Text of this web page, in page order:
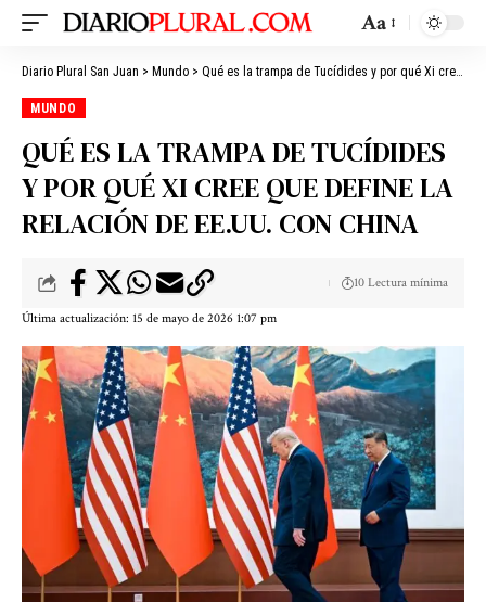
Aa
Diario Plural San Juan > Mundo > Qué es la trampa de Tucídides y por qué Xi cree que define la relación de EE.UU. con China
MUNDO
QUÉ ES LA TRAMPA DE TUCÍDIDES
Y POR QUÉ XI CREE QUE DEFINE LA
RELACIÓN DE EE.UU. CON CHINA
Última actualización: 15 de mayo de 2026 1:07 pm
10 Lectura mínima